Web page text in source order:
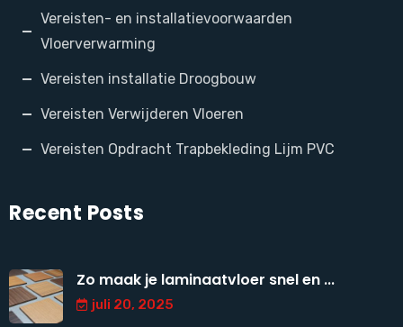
Vereisten- en installatievoorwaarden
Vloerverwarming
Vereisten installatie Droogbouw
Vereisten Verwijderen Vloeren
Vereisten Opdracht Trapbekleding Lijm PVC
Recent Posts
Zo maak je laminaatvloer snel en ...
juli 20, 2025